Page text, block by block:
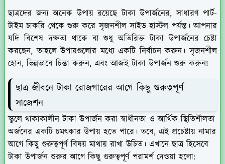
ছাত্রদের জন্য অনেক উপায় রয়েছে টাকা উপার্জনের, সাধারণ পার্ট-
টাইম চাকরি থেকে শুরু করে সৃজনশীল সাইড হাস্টল পর্যন্ত। আপনার
যদি বিশেষ দক্ষতা থাকে বা শুধু অতিরিক্ত টাকা উপার্জনের চেষ্টা
করছেন, তাহলে উপায়গুলোর মধ্যে একটি নির্বাচন করুন। সৃজনশীল
হোন, ভিন্নভাবে চিন্তা করুন, এবং আজই টাকা উপার্জন শুরু করুন!
ছাত্র জীবনে টাকা রোজগারের আগে কিছু গুরুত্বপূর্ণ
সাজেশন
স্কুলে থাকাকালীন টাকা উপার্জন করা স্বাধীনতা ও আর্থিক স্থিতিশীলতা
অর্জনের একটি চমৎকার উপায় হতে পারে। তবে, এই প্রচেষ্টায় নামার
আগে কিছু গুরুত্বপূর্ণ বিষয় মাথায় রাখা উচিত। এখানে ছাত্র হিসেবে
টাকা উপার্জন শুরুর আগে কিছু গুরুত্বপূর্ণ পরামর্শ দেওয়া হলো: